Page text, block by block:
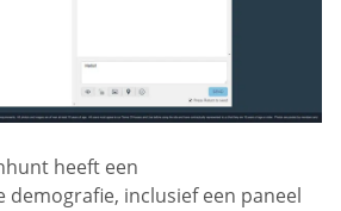
heeft een
demografie, inclusief een paneel